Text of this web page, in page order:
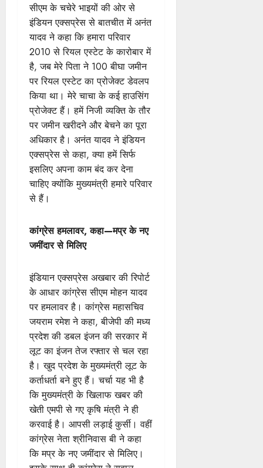
सीएम के चचेरे भाइयों की ओर से
इंडियन एक्सप्रेस से बातचीत में अनंत
यादव ने कहा कि हमारा परिवार
2010 से रियल एस्टेट के कारोबार में
है, जब मेरे पिता ने 100 बीघा जमीन
पर रियल एस्टेट का प्रोजेक्ट डेवलप
किया था। मेरे चाचा के कई हाउसिंग
प्रोजेक्ट हैं। हमें निजी व्यक्ति के तौर
पर जमीन खरीदने और बेचने का पूरा
अधिकार है। अनंत यादव ने इंडियन
एक्सप्रेस से कहा, क्या हमें सिर्फ
इसलिए अपना काम बंद कर देना
चाहिए क्योंकि मुख्यमंत्री हमारे परिवार
से हैं।
कांग्रेस हमलावर, कहा—मप्र के नए
जमींदार से मिलिए
इंडियान एक्सप्रेस अखबार की रिपोर्ट
के आधार कांग्रेस सीएम मोहन यादव
पर हमलावर है। कांग्रेस महासचिव
जयराम रमेश ने कहा, बीजेपी की मध्य
प्रदेश की डबल इंजन की सरकार में
लूट का इंजन तेज रफ्तार से चल रहा
है। खुद प्रदेश के मुख्यमंत्री लूट के
कर्ताधर्ता बने हुए हैं। चर्चा यह भी है
कि मुख्यमंत्री के खिलाफ खबर की
खेती एमपी से गए कृषि मंत्री ने ही
करवाई है। आपसी लड़ाई कुर्सी। वहीं
कांग्रेस नेता श्रीनिवास बी ने कहा
कि मप्र के नए जमींदार से मिलिए।